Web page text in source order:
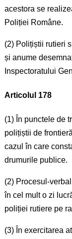
acestora se
Poliției Române.
(2) Polițiștii rutieri
și anume
Inspectoratului
Articolul 178
(1) În punctele de
polițiștii de
cazul în care
drumurile publice.
(2) Procesul-
în cel mult o zi
poliției rutiere pe
(3) În exercitarea